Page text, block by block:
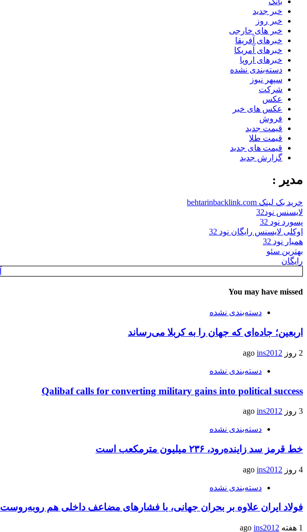
خبر جدید
خبر روز
خبر های خارجی
خبرهای آفریقا
خبرهای آمریکا
خبرهای اروپا
دسته‌بندی نشده
سپهر نیوز
شرکت
عکس
عکس های خبر
فروش
قیمت جدید
قیمت طلا
قیمت های جدید
گزارش جدید
مدیر :
خرید بک لینک behtarinbacklink.com
لایسنس نود32
پسورد نود 32
اوکلی لایسنس رایگان نود 32
همیار نود 32
بهترین سئو
رایگان
You may have missed
دسته‌بندی نشده
اربعین؛ جاده‌ای که جهان را به کربلا می‌رساند
2 روز ago ins2012
دسته‌بندی نشده
Qalibaf calls for converting military gains into political success
3 روز ago ins2012
دسته‌بندی نشده
خط قرمز سد زاینده‌رود، ۲۳۶ میلیون مترمکعب است
4 روز ago ins2012
دسته‌بندی نشده
فولاد ایران علاوه بر بحران جهانی، با فشارهای مضاعف داخلی هم روبه‌روست
1 هفته ago ins2012